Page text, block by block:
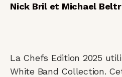
Nick Bril et Michael
La Chefs Edition 2025
White Band Collection.